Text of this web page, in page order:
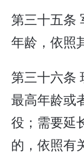
第三十五条
年龄，依照
第三十六条
最高年龄或
役；需要延
的，依照有